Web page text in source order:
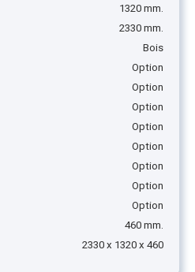
1320 mm.
2330 mm.
Bois
Option
Option
Option
Option
Option
Option
Option
Option
460 mm.
2330 x 1320 x 460